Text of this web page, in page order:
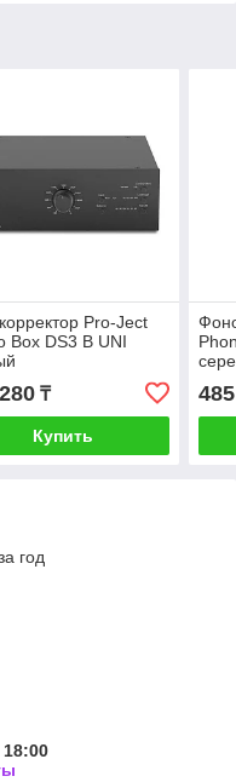
Pro-Ject
Вох DS3 В UNI
₸
Купить
год